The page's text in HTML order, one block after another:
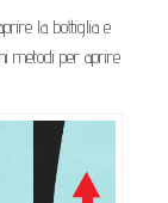
la bottiglia e
metodi per aprire